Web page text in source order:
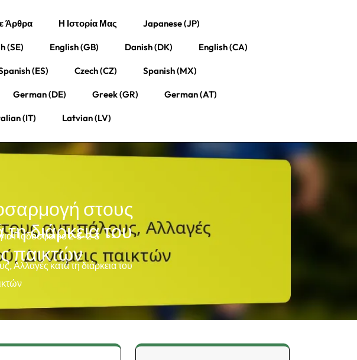
Άρθρα Η Ιστορία Μας Japanese (JP)
(SE) English (GB) Danish (DK) English (CA)
(ES) Czech (CZ) Spanish (MX)
German (DE) Greek (GR) German (AT)
(IT) Latvian (LV)
στους
διάρκεια του
παικτών
Ποδόσφαιρο 2-3-2-3 >>
Αλλαγές κατά τη διάρκεια του